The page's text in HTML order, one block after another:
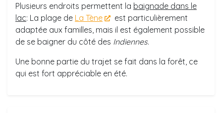
Plusieurs endroits permettent la baignade dans le
lac: La plage de La Tène
est particulièrement
adaptée aux familles, mais il est également possible
de se baigner du côté des Indiennes.
Une bonne partie du trajet se fait dans la forêt, ce
qui est fort appréciable en été.